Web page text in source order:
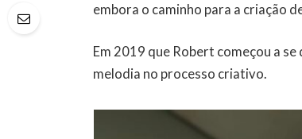
embora o caminho para a criação
Em 2019 que Robert começou a
melodia no processo criativo.